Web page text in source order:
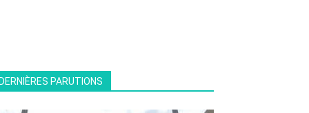
PARUTIONS